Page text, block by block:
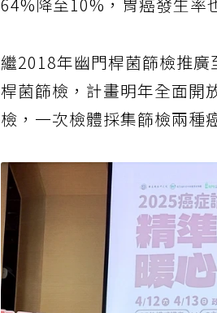
64%降至10%，胃癌發生率
繼2018年幽門桿菌篩檢推
桿菌篩檢，計畫明年全面開
檢，一次檢體採集篩檢兩種